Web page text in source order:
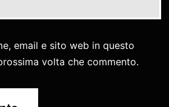
email e sito web in questo
volta che commento.